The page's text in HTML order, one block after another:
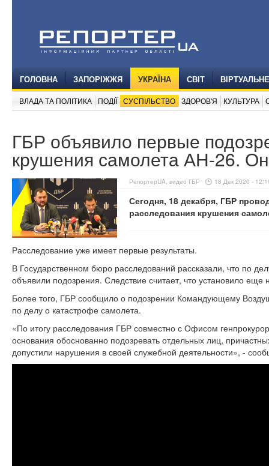
ГОЛОВНА ЗАПОРІЖЖЯ УКРАЇНА СВІТ
ВЛАДА ТА ПОЛІТИКА ПОДІЇ СУСПІЛЬСТВО ЗДОРОВ'Я КУЛЬТУРА
ГБР объявило первые
крушения самолета АН-26.
РепортерUA, видео ГБР 18 Дек 2020 -
Сегодня, 18 декабря, ГБР
расследования крушения
Расследование уже имеет первые результаты.
В Государственном бюро расследований рассказали, что по
объявили подозрения. Следствие считает, что установило еще
Более того, ГБР сообщило о подозрении Командующему
по делу о катастрофе самолета.
«По итогу расследования ГБР совместно с Офисом
основания обоснованно подозревать отдельных лиц,
допустили нарушения в своей служебной деятельности», -